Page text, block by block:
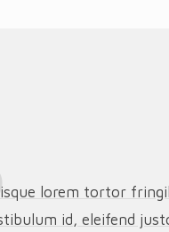
lorem tortor
id, eleifend